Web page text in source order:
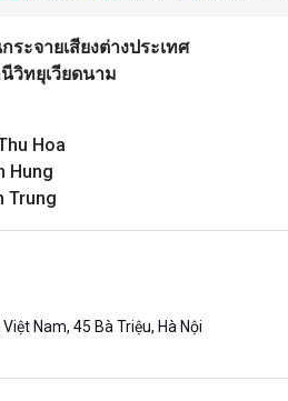
ระจายเสียงต่างประเทศ
วิทยุเวียดนาม
Hoa
Hung
Trung
Nam, 45 Bà Triệu, Hà Nội